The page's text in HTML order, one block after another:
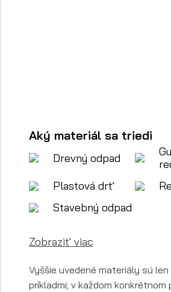
Aký materiál sa triedi
Drevný odpad
Plastová drť
Stavebný odpad
Zobraziť viac
Vyššie uvedené materiály sú
príkladmi; v každom konkrétnom